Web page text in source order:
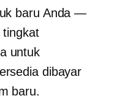
baru Anda —
tingkat
untuk
dibayar
baru.